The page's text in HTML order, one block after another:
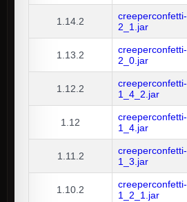
1.14.2
creeperconfetti-
2_1.jar
1.13.2
creeperconfetti-
2_0.jar
1.12.2
creeperconfetti-
1_4_2.jar
1.12
creeperconfetti-
1_4.jar
1.11.2
creeperconfetti-
1_3.jar
1.10.2
creeperconfetti-
1_2_1.jar